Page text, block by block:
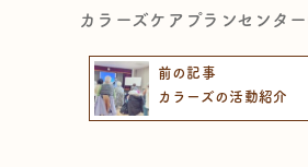
カラーズケアプランセンタ
前の記事
カラーズの活動紹介